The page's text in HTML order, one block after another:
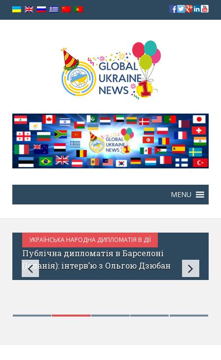
УКРАЇНСЬКА НАРОДНА ДИПЛОМАТІЯ В ДІЇ
ЧЕРВЕНЬ 2, 2017
Публічна дипломатія в Барселоні
(Іспанія): інтерв’ю з Ольгою Дзюбан